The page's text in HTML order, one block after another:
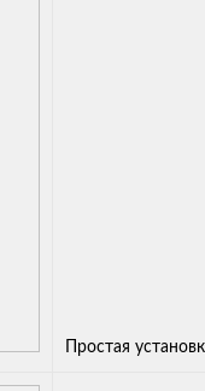
Простая